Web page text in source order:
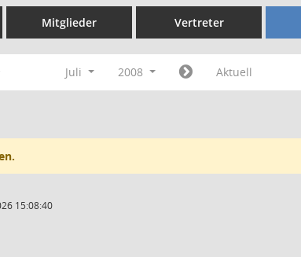
Mitglieder Vertreter
Juli 2008 Aktuell
15:08:40